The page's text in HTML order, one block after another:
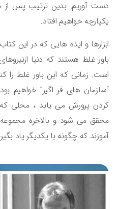
آوریم. بدین ترتیب پس از
خواهیم افتاد.
و ایده هایی که در این کتاب
غلط هستند که دنیا ازنیروهای
زمانی که این باور غلط را کنار
های فر اگیر” خواهیم بود .
پرورش می یابد ، محلی که
می شود و بالاخره مجموعه ای
که چگونه با یکدیگر یاد بگیرند.